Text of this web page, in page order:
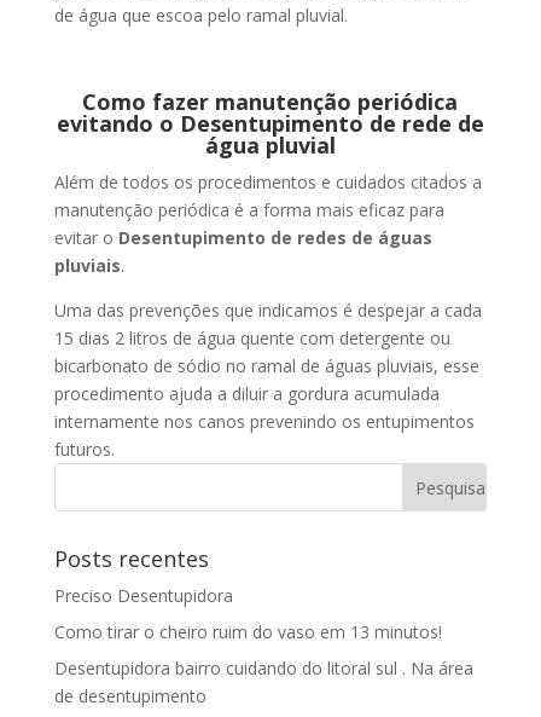
de água que escoa pelo ramal pluvial.
Como fazer manutenção periódica
evitando o Desentupimento de rede de
água pluvial
Além de todos os procedimentos e cuidados citados a
manutenção periódica é a forma mais eficaz para
evitar o Desentupimento de redes de águas
pluviais.
Uma das prevenções que indicamos é despejar a cada
15 dias 2 litros de água quente com detergente ou
bicarbonato de sódio no ramal de águas pluviais, esse
procedimento ajuda a diluir a gordura acumulada
internamente nos canos prevenindo os entupimentos
futuros.
Posts recentes
Preciso Desentupidora
Como tirar o cheiro ruim do vaso em 13 minutos!
Desentupidora bairro cuidando do litoral sul . Na área
de desentupimento